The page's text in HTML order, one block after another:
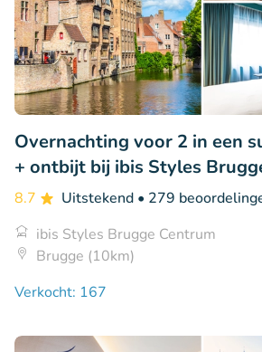
Overnachting voor 2 in een
+ ontbijt bij ibis Styles
8.7 Uitstekend • 279
ibis Styles Brugge Centrum
Brugge (10km)
Verkocht: 167